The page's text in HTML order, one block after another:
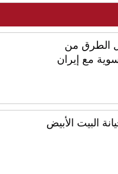
الطرق من
مع إيران
البيت الأبيض